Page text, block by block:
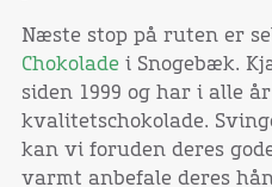
Næste stop på ruten er
Chokoladei Snogebæk.
siden 1999 og har i alle
kvalitetschokolade.
kan vi foruden deres
varmt anbefale deres